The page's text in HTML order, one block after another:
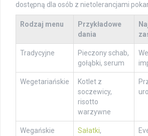
dostępną dla osób z nietolerancjami
Rodzaj menu
Przykładowe
dania
Tradycyjne
Pieczony schab,
gołąbki, serum
Wegetariańskie
Kotlet z
soczewicy,
risotto
warzywne
Wegańskie Sałatki,